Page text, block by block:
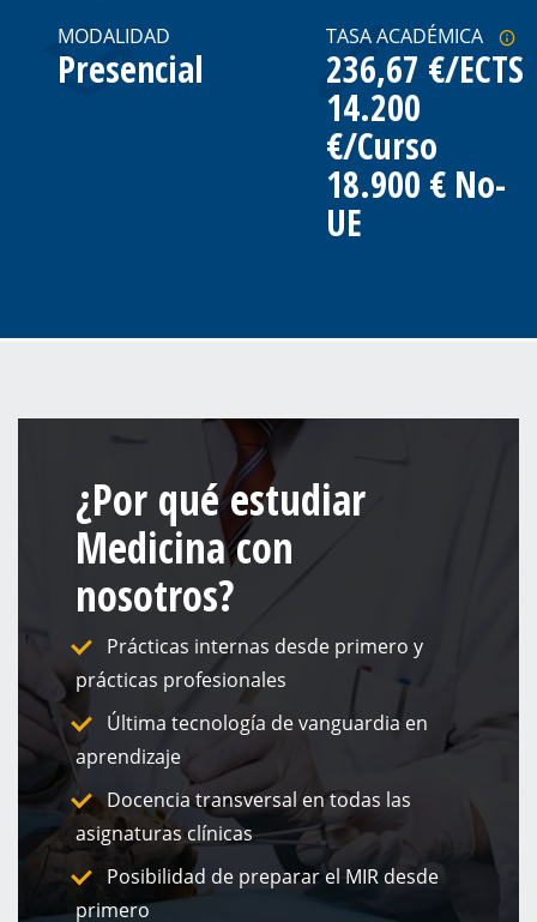
MODALIDAD
Presencial
TASA ACADÉMICA
236,67 €/ECTS
14.200
€/Curso
18.900 € No-
UE
¿Por qué estudiar
Medicina con
nosotros?
Prácticas internas desde primero y
prácticas profesionales
Última tecnología de vanguardia en
aprendizaje
Docencia transversal en todas las
asignaturas clínicas
Posibilidad de preparar el MIR desde
primero